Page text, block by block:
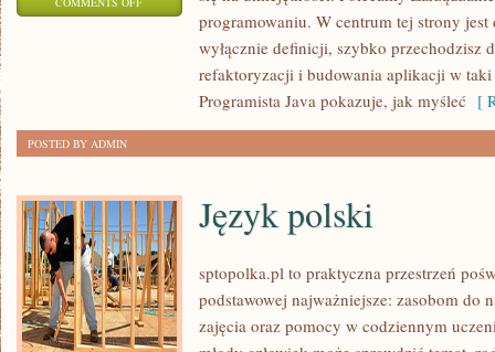
SZTUCZNA
INTELIGENCJA
PRAKTYCE
programowaniu. W centrum tej strony jest
wyłącznie definicji, szybko przechodzisz
refaktoryzacji i budowania aplikacji w taki
Programista Java pokazuje, jak myśleć [
POSTED BY ADMIN
Język polski
sptopolka.pl to praktyczna przestrzeń
podstawowej najważniejsze: zasobom do
zajęcia oraz pomocy w codziennym